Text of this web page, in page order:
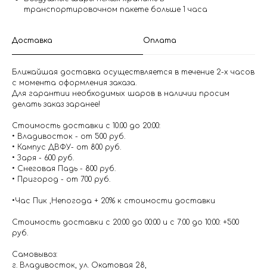
транспортировочном пакете больше 1 часа
Доставка Оплата
Ближайшая доставка осуществляется в течение 2-х часов
с момента оформления заказа.
Для гарантии необходимых шаров в наличии просим
делать заказ заранее!
Стоимость доставки с 10.00 до 20:00:
• Владивосток - от 500 руб.
• Кампус ДВФУ- от 800 руб.
• Заря - 600 руб.
• Снеговая Падь - 800 руб.
• Пригород - от 700 руб.
•Час Пик ,Непогода + 20% к стоимости доставки
Стоимость доставки с 20:00 до 00:00 и с 7:00 до 10:00: +500
руб.
Самовывоз:
г. Владивосток, ул. Окатовая 28,